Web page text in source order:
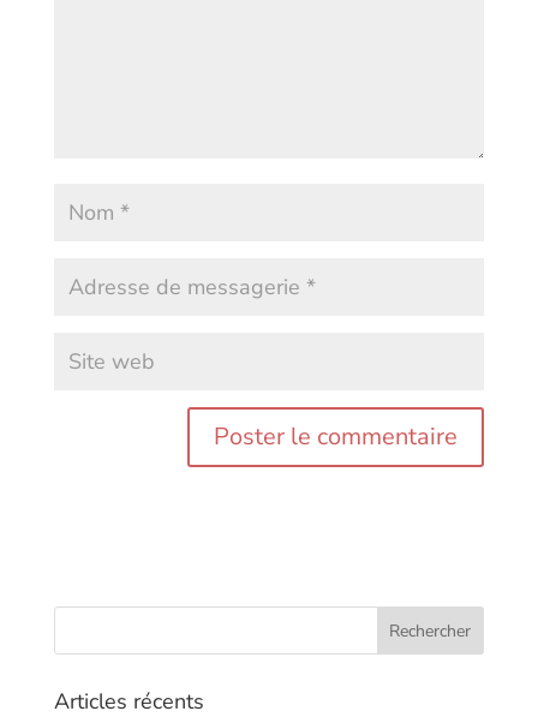
Articles récents